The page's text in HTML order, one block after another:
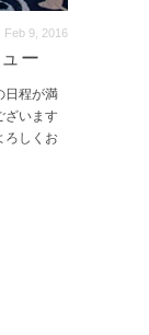
Feb 9, 2016
ー
日程が満
ざいます
ろしくお